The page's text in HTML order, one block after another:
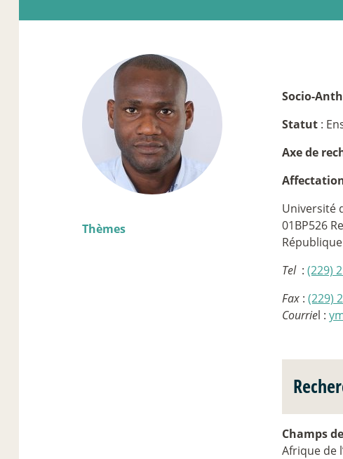
Thèmes
Socio-
Statut :
Axe de
Université
01BP526
Tel : (229)
Fax : (229)
Courriel :
Champs
Afrique de